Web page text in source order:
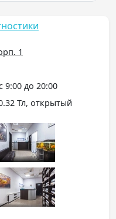
1
9:00 до 20:00
Тл, открытый